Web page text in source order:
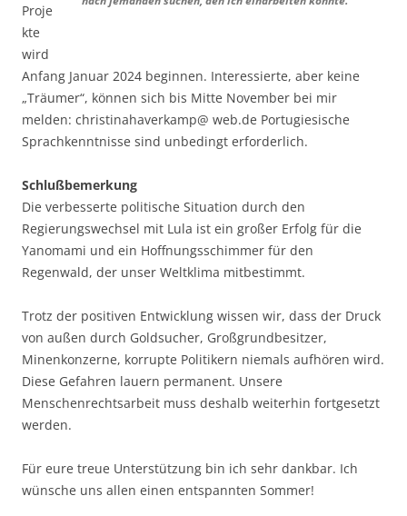
Proje
kte
wird
Anfang Januar 2024 beginnen. Interessierte, aber keine
„Träumer“, können sich bis Mitte November bei mir
melden: christinahaverkamp@ web.de Portugiesische
Sprachkenntnisse sind unbedingt erforderlich.
Schlußbemerkung
Die verbesserte politische Situation durch den
Regierungswechsel mit Lula ist ein großer Erfolg für die
Yanomami und ein Hoffnungsschimmer für den
Regenwald, der unser Weltklima mitbestimmt.
Trotz der positiven Entwicklung wissen wir, dass der Druck
von außen durch Goldsucher, Großgrundbesitzer,
Minenkonzerne, korrupte Politikern niemals aufhören wird.
Diese Gefahren lauern permanent. Unsere
Menschenrechtsarbeit muss deshalb weiterhin fortgesetzt
werden.
Für eure treue Unterstützung bin ich sehr dankbar. Ich
wünsche uns allen einen entspannten Sommer!